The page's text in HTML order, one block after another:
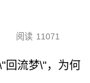
阅读 11071
回流梦\"，为何